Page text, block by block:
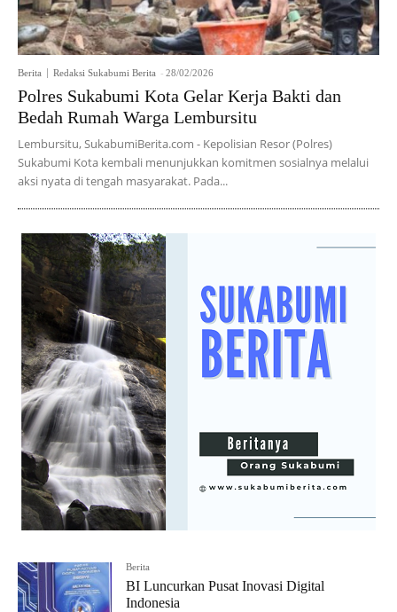
Berita Redaksi Sukabumi Berita - 28/02/2026
Polres Sukabumi Kota Gelar Kerja Bakti dan
Bedah Rumah Warga Lembursitu
Lembursitu, SukabumiBerita.com - Kepolisian Resor (Polres)
Sukabumi Kota kembali menunjukkan komitmen sosialnya melalui
aksi nyata di tengah masyarakat. Pada...
Berita
BI Luncurkan Pusat Inovasi Digital
Indonesia